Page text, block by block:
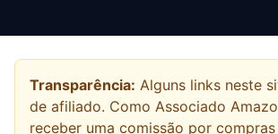
Transparência: Alguns links neste
de afiliado. Como Associado
receber uma comissão por